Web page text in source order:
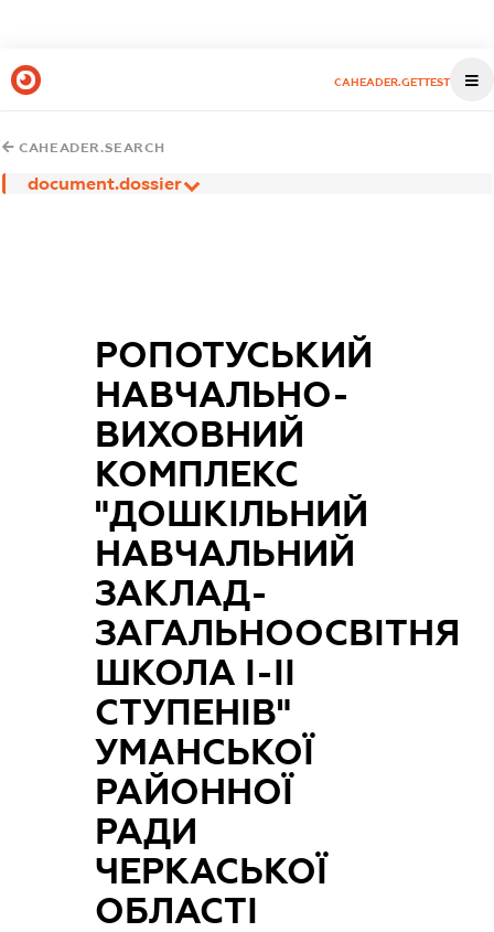
CAHEADER.GETTEST
CAHEADER.SEARCH
document.dossier
РОПОТУСЬКИЙ
НАВЧАЛЬНО-
ВИХОВНИЙ
КОМПЛЕКС
"ДОШКІЛЬНИЙ
НАВЧАЛЬНИЙ
ЗАКЛАД-
ЗАГАЛЬНООСВІТНЯ
ШКОЛА І-ІІ
СТУПЕНІВ"
УМАНСЬКОЇ
РАЙОННОЇ
РАДИ
ЧЕРКАСЬКОЇ
ОБЛАСТІ